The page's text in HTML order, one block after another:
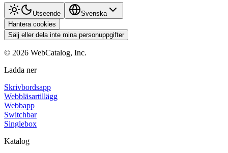
Utseende
Svenska
Hantera cookies
Sälj eller dela inte mina personuppgifter
© 2026 WebCatalog, Inc.
Ladda ner
Skrivbordsapp
Webbläsartillägg
Webbapp
Switchbar
Singlebox
Katalog